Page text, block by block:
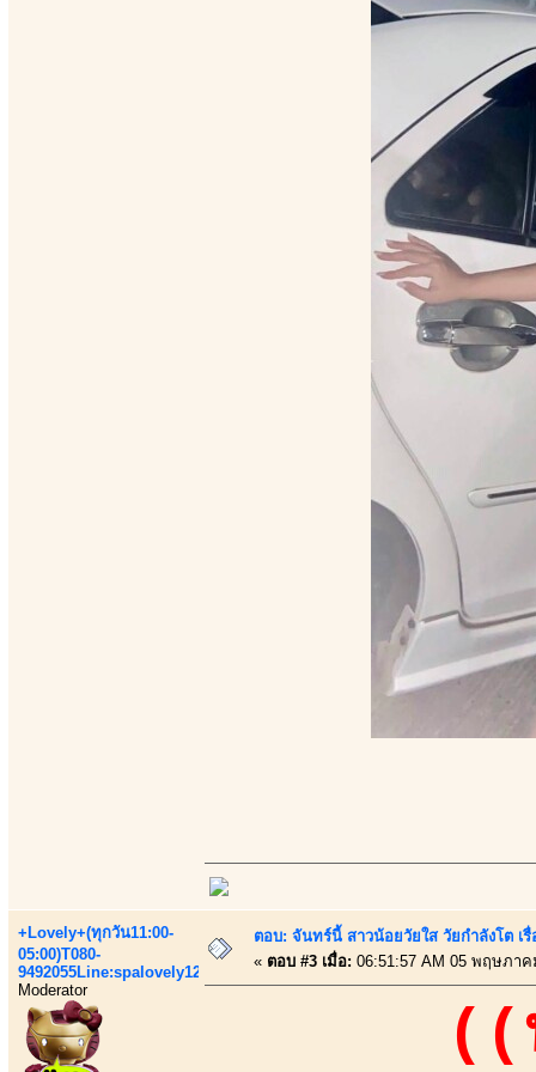
+Lovely+(ทุกวัน11:00-
05:00)T080-
9492055Line:spalovely123
Moderator
ตอบ: จันทร์นี้ สาวน้อยวัยใส วัยกำลังโต เ
« ตอบ #3 เมื่อ: 06:51:57 AM 05 พฤษภาค
((